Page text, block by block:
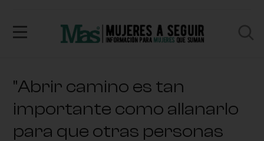
"Abrir camino es tan
importante como allanarlo
para que otras personas